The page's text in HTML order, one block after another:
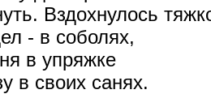
Вздохнулось
- в соболях,
в упряжке
в своих санях.